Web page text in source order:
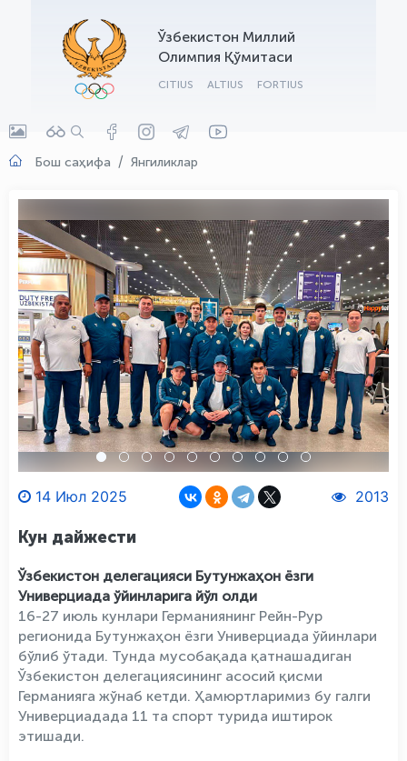
Ўзбекистон Миллий
Олимпия Қўмитаси
CITIUS ALTIUS FORTIUS
Бош саҳифа Янгиликлар
14 Июл 2025 2013
Кун дайжести
Ўзбекистон делегацияси Бутунжаҳон ёзги
Универциада ўйинларига йўл олди
16-27 июль кунлари Германиянинг Рейн-Рур
регионида Бутунжаҳон ёзги Универциада ўйинлари
бўлиб ўтади. Тунда мусобақада қатнашадиган
Ўзбекистон делегациясининг асосий қисми
Германияга жўнаб кетди. Ҳамюртларимиз бу галги
Универциадада 11 та спорт турида иштирок
этишади.
OLYMPCHIK AI - yordamchi
Онлайн · olympic.uz